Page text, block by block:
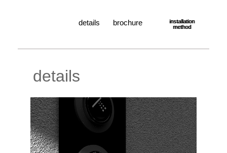
installation
method
brochure
details
details